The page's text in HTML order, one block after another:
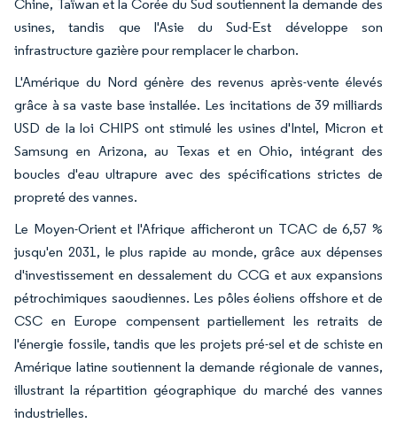
Chine, Taïwan et la Corée du Sud soutiennent la demande des
usines, tandis que l'Asie du Sud-Est développe son
infrastructure gazière pour remplacer le charbon.
L'Amérique du Nord génère des revenus après-vente élevés
grâce à sa vaste base installée. Les incitations de 39 milliards
USD de la loi CHIPS ont stimulé les usines d'Intel, Micron et
Samsung en Arizona, au Texas et en Ohio, intégrant des
boucles d'eau ultrapure avec des spécifications strictes de
propreté des vannes.
Le Moyen-Orient et l'Afrique afficheront un TCAC de 6,57 %
jusqu'en 2031, le plus rapide au monde, grâce aux dépenses
d'investissement en dessalement du CCG et aux expansions
pétrochimiques saoudiennes. Les pôles éoliens offshore et de
CSC en Europe compensent partiellement les retraits de
l'énergie fossile, tandis que les projets pré-sel et de schiste en
Amérique latine soutiennent la demande régionale de vannes,
illustrant la répartition géographique du marché des vannes
industrielles.